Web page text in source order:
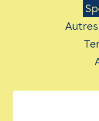
AVEC LES
LES